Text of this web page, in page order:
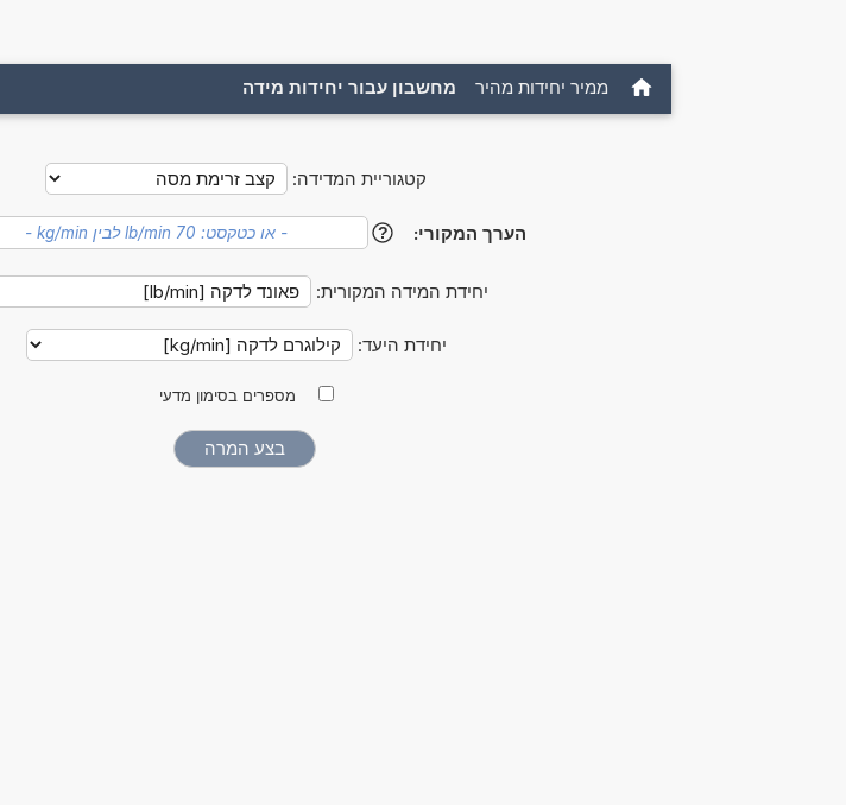
ממיר יחידות מהיר מחשבון עבור יחידות מידה
קטגוריית המדידה:
הערך המקורי: ?
יחידת המידה המקורית:
יחידת היעד:
מספרים בסימון מדעי